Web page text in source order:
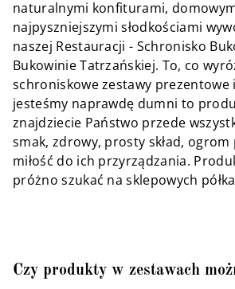
naturalnymi konfiturami,
najpyszniejszymi słodkościami
naszej Restauracji - Schronisko
Bukowinie Tatrzańskiej. To, co
schroniskowe zestawy prezentowe
jesteśmy naprawdę dumni to
znajdziecie Państwo przede
smak, zdrowy, prosty skład, ogrom
miłość do ich przyrządzania.
próżno szukać na sklepowych
Czy produkty w zestawach